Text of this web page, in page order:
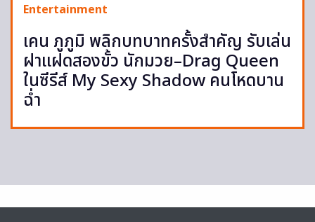
Entertainment
เคน ภูภูมิ พลิกบทบาทครั้งสำคัญ รับเล่น
ฝาแฝดสองขั้ว นักมวย–Drag Queen
ในซีรีส์ My Sexy Shadow คนโหดบาน
ฉ่ำ